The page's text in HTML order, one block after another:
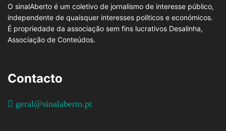
O sinalAberto é um coletivo de jornalismo de interesse público,
independente de quaisquer interesses políticos e económicos.
É propriedade da associação sem fins lucrativos Desalinha,
Associação de Conteúdos.
Contacto
geral@sinalaberto.pt